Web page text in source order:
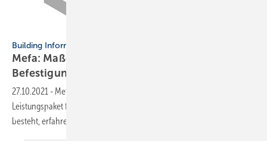
Building Information Modeling
Mefa: Maßgeschneiderter BIM-Service für die
Befestigungstechnik
27.10.2021 - Mefa bietet planenden Kunden ein bedarfsgerechtes
Leistungspaket für BIM (Building Information Modeling). Woraus es
besteht, erfahren Sie im